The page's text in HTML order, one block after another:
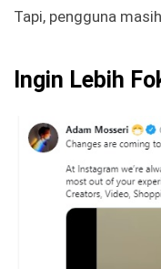
Tapi, pengguna
Ingin Lebih